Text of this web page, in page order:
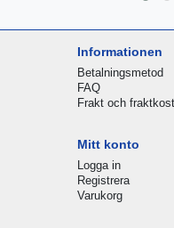
Informationen
Betalningsmetod
FAQ
Frakt och
Mitt konto
Logga in
Registrera
Varukorg